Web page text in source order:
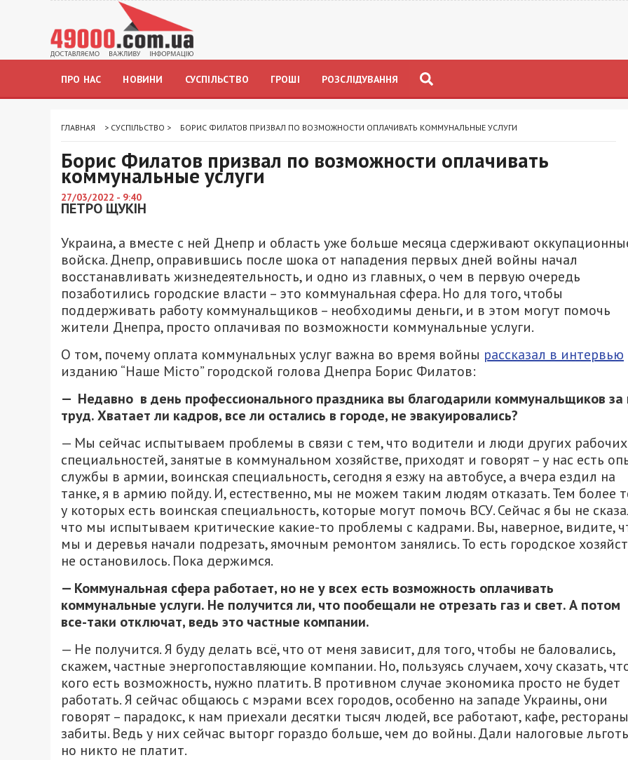
ПРО НАС НОВИНИ СУСПІЛЬСТВО ГРОШІ РОЗСЛІДУВАННЯ
ГЛАВНАЯ > СУСПІЛЬСТВО > БОРИС ФИЛАТОВ ПРИЗВАЛ ПО ВОЗМОЖНОСТИ ОПЛАЧИВАТЬ КОММУНАЛЬНЫЕ УСЛУГИ
Борис Филатов призвал по возможности оплачивать
коммунальные услуги
27/03/2022 - 9:40
ПЕТРО ЩУКІН
Украина, а вместе с ней Днепр и область уже больше месяца сдерживают
войска. Днепр, оправившись после шока от нападения первых дней войны начал
восстанавливать жизнедеятельность, и одно из главных, о чем в первую очередь
позаботились городские власти – это коммунальная сфера. Но для того, чтобы
поддерживать работу коммунальщиков – необходимы деньги, и в этом могут помочь
жители Днепра, просто оплачивая по возможности коммунальные услуги.
О том, почему оплата коммунальных услуг важна во время войны рассказал в интервью
изданию “Наше Місто” городской голова Днепра Борис Филатов:
— Недавно в день профессионального праздника вы благодарили коммунальщиков за
труд.Хватает ли кадров, все ли остались в городе, не эвакуировались?
— Мы сейчас испытываем проблемы в связи с тем, что водители и люди других рабочих
специальностей, занятые в коммунальном хозяйстве, приходят и говорят – у нас есть
службы в армии, воинская специальность, сегодня я езжу на автобусе, а вчера ездил на
танке, я в армию пойду. И, естественно, мы не можем таким людям отказать. Тем более
у которых есть воинская специальность, которые могут помочь ВСУ. Сейчас я бы не
что мы испытываем критические какие-то проблемы с кадрами. Вы, наверное, видите,
мы и деревья начали подрезать, ямочным ремонтом занялись. То есть городское
не остановилось. Пока держимся.
— Коммунальная сфера работает, но не у всех есть возможность оплачивать
коммунальные услуги. Не получится ли, что пообещали не отрезать газ и свет. А потом
все-таки отключат, ведь это частные компании.
— Не получится. Я буду делать всё, что от меня зависит, для того, чтобы не баловались,
скажем, частные энергопоставляющие компании. Но, пользуясь случаем, хочу сказать,
кого есть возможность, нужно платить. В противном случае экономика просто не будет
работать. Я сейчас общаюсь с мэрами всех городов, особенно на западе Украины, они
говорят – парадокс, к нам приехали десятки тысяч людей, все работают, кафе, рестораны
забиты. Ведь у них сейчас выторг гораздо больше, чем до войны. Дали налоговые
но никто не платит.